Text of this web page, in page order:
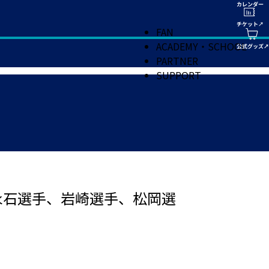
FAN
ACADEMY・SCHOOL
PARTNER
SUPPORT
選手、岩崎選手、松岡選